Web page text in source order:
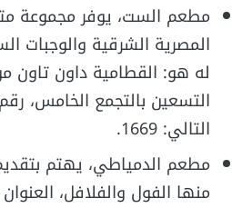
مطعم الست، يوفر مجموعة
المصرية الشرقية والوجبات
التسعين بالتجمع الخامس،
التالي: 1669.
مطعم الدمياطي، يهتم